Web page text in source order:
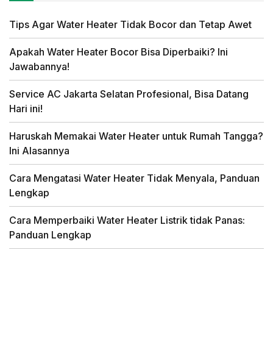
Tips Agar Water Heater Tidak Bocor dan Tetap Awet
Apakah Water Heater Bocor Bisa Diperbaiki? Ini
Jawabannya!
Service AC Jakarta Selatan Profesional, Bisa Datang
Hari ini!
Haruskah Memakai Water Heater untuk Rumah Tangga?
Ini Alasannya
Cara Mengatasi Water Heater Tidak Menyala, Panduan
Lengkap
Cara Memperbaiki Water Heater Listrik tidak Panas:
Panduan Lengkap